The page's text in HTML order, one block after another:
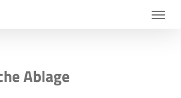
Menu
Ablage